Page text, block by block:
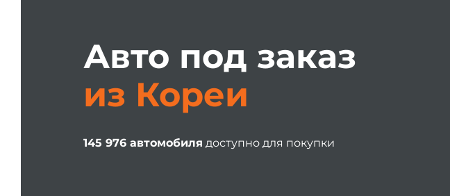
Авто под заказ
из Кореи
145 976 автомобиля доступно для покупки